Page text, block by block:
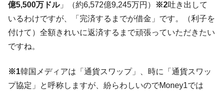
『Money1』
韓国化学企業最大手『ロッテケミカル』純
『Money1』
レイカーも発動！ 半導体2銘柄の暴落
『Money1』 韓国･カードローン金利「15％」突破！
Fact1
日本の誇る海洋資源調査船『白嶺』は先進技術の
億5,500万ドル」（約6,572億9,245万円） ※2吐き出して
いるわけですが、「完済するまでが借金」です。（利子を
付けて）全額きれいに返済するまで頑張っていただきたい
ですね。
※1韓国メディアは「通貨スワップ」、時に「通貨スワッ
プ協定」と呼称しますが、紛らわしいのでMoney1では